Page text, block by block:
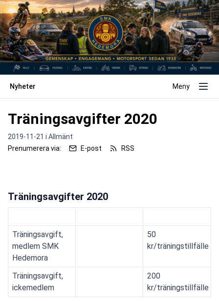
Nyheter Meny
Träningsavgifter 2020
2019-11-21 i Allmänt
Prenumerera via:
E-post RSS
Träningsavgifter 2020
Träningsavgift,
medlem SMK
Hedemora
50
kr/träningstillfälle
Träningsavgift,
ickemedlem
200
kr/träningstillfälle